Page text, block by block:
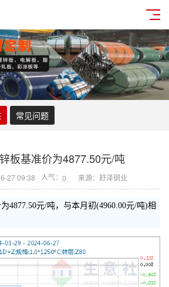
常见问题
板基准价为4877.50元/吨
27 09:38 人气： 0 来源：舒泽钢业
4877.50元/吨，与本月初(4960.00元/吨)相